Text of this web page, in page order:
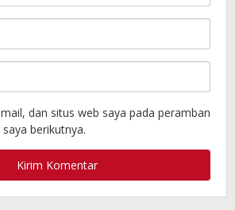
dan situs web saya pada peramban
berikutnya.